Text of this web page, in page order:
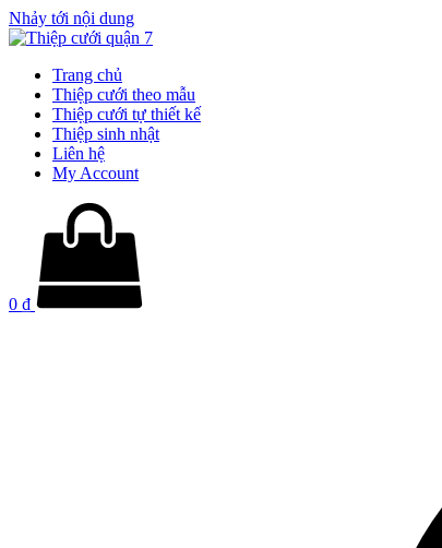
Nhảy tới nội dung
Trang chủ
Thiệp cưới theo mẫu
Thiệp cưới tự thiết kế
Thiệp sinh nhật
Liên hệ
My Account
0 ₫